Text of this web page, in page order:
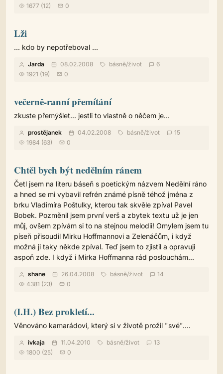
1677 (12)
0
Lži
... kdo by nepotřeboval ...
Jarda 08.02.2008 básně/život
6
1921 (19)
0
večerně-ranní přemítání
zkuste přemýšlet... jestli to vlastně o něčem je...
prostějanek 04.02.2008 básně/život
15
1984 (63)
0
Chtěl bych být nedělním ránem
Četl jsem na literu báseň s poetickým názvem Nedělní ráno
a hned se mi vybavil refrén známé písně téhož jména z
brku Vladimíra Poštulky, kterou tak skvěle zpíval Pavel
Bobek. Pozměnil jsem první verš a zbytek textu už je jen
můj, ovšem zpívám si to na stejnou melodii! Omylem jsem tu
píseň přisoudil Mirku Hoffmannovi a Zelenáčům, i když
možná ji taky někde zpíval. Teď jsem to zjistil a opravuji
aspoň zde. I když i Mirka Hoffmanna rád poslouchám...
shane 26.04.2008 básně/život
14
4381 (23)
0
(I.H.) Bez prokletí...
Věnováno kamarádovi, který si v životě prožil "své"....
ivkaja 11.04.2010 básně/život
13
1800 (25)
0